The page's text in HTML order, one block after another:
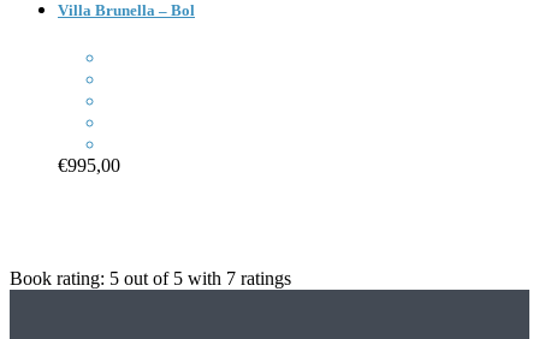
Villa Brunella – Bol
€995,00
Book rating: 5 out of 5 with 7 ratings